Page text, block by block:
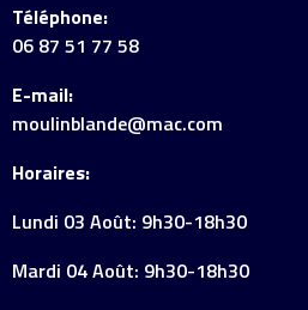
Téléphone:
06 87 51 77 58
E-mail:
moulinblande@mac.com
Horaires:
Lundi 03 Août: 9h30-18h30
Mardi 04 Août: 9h30-18h30